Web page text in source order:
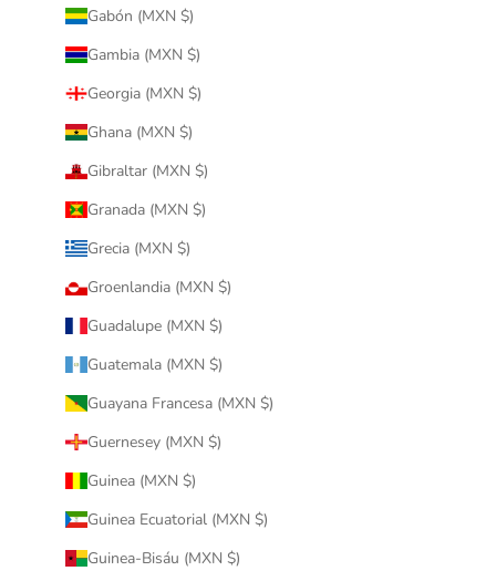
Gabón (MXN $)
Gambia (MXN $)
Georgia (MXN $)
Ghana (MXN $)
Gibraltar (MXN $)
Granada (MXN $)
Grecia (MXN $)
Groenlandia (MXN $)
Guadalupe (MXN $)
Guatemala (MXN $)
Guayana Francesa (MXN $)
Guernesey (MXN $)
Guinea (MXN $)
Guinea Ecuatorial (MXN $)
Guinea-Bisáu (MXN $)